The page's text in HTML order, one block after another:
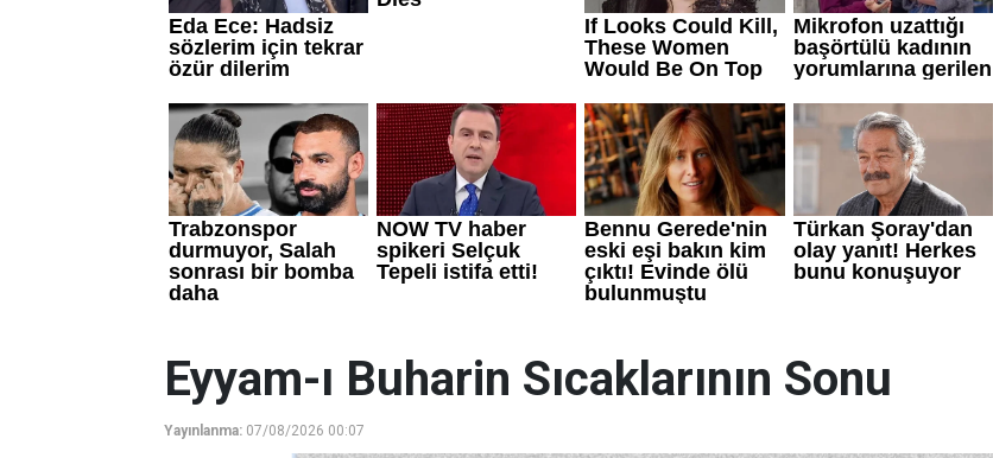
Eyyam-ı Buharin Sıcaklarının Sonu
Yayınlanma: 07/08/2026 00:07